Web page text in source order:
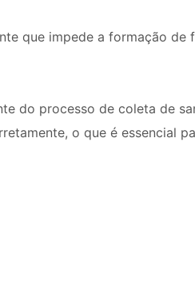
que impede a formação de
do processo de coleta de
o que é essencial